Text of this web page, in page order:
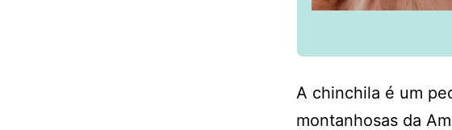
A chinchila é um
montanhosas da